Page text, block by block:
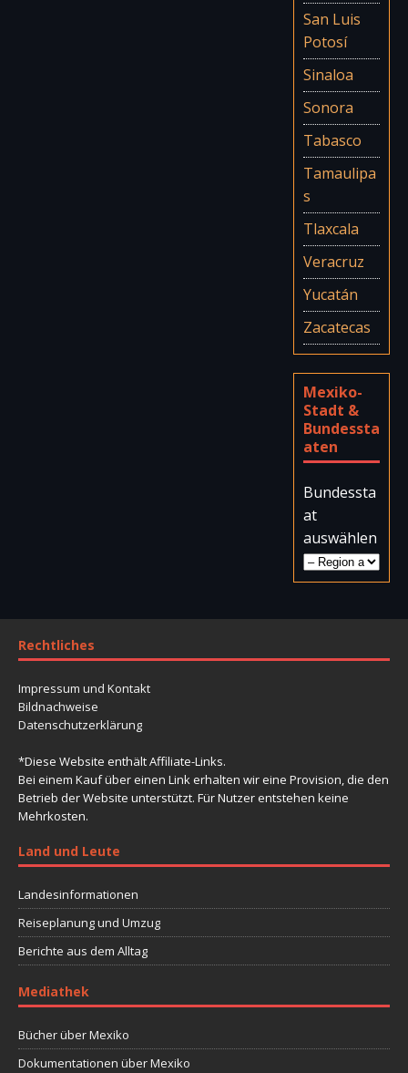
San Luis
Potosí
Sinaloa
Sonora
Tabasco
Tamaulipa
s
Tlaxcala
Veracruz
Yucatán
Zacatecas
Mexiko-
Stadt &
Bundessta
aten
Bundessta
at
auswählen
Rechtliches
Impressum und Kontakt
Bildnachweise
Datenschutzerklärung
*Diese Website enthält Affiliate-Links.
Bei einem Kauf über einen Link erhalten wir eine Provision, die den
Betrieb der Website unterstützt. Für Nutzer entstehen keine
Mehrkosten.
Land und Leute
Landesinformationen
Reiseplanung und Umzug
Berichte aus dem Alltag
Mediathek
Bücher über Mexiko
Dokumentationen über Mexiko